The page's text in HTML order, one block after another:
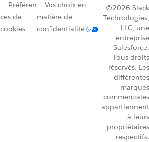
Préféren
ces de
cookies
Vos choix en
matière de
confidentialité
©2026 Slack
Technologies,
LLC, une
entreprise
Salesforce.
Tous droits
réservés. Les
différentes
marques
commerciales
appartiennent
à leurs
propriétaires
respectifs.